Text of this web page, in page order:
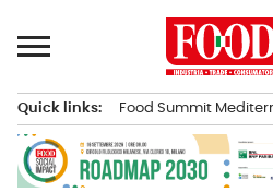
al
principale
Quick links: Food Summit